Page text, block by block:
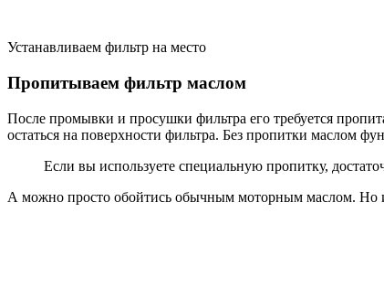
Устанавливаем фильтр на место
Пропитываем фильтр маслом
После промывки и просушки фильтра его требуется
остаться на поверхности фильтра. Без пропитки маслом
Если вы используете специальную пропитку,
А можно просто обойтись обычным моторным маслом. Но